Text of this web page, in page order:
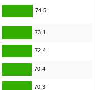
74.5
73.1
72.4
70.4
70.3